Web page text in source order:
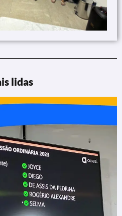
lidas